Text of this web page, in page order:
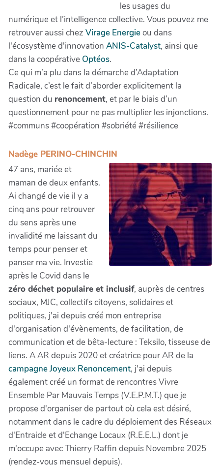
les usages du
numérique et l’intelligence collective. Vous pouvez me
retrouver aussi chez Virage Energieou dans
l'écosystème d'innovation ANIS-Catalyst, ainsi que
dans la coopérative Optéos.
Ce qui m’a plu dans la démarche d’Adaptation
Radicale, c’est le fait d’aborder explicitement la
question du renoncement, et par le biais d’un
questionnement pour ne pas multiplier les injonctions.
#communs #coopération #sobriété #résilience
Nadège PERINO-CHINCHIN
47 ans, mariée et
maman de deux enfants.
Ai changé de vie il y a
cinq ans pour retrouver
du sens après une
invalidité me laissant du
temps pour penser et
panser ma vie. Investie
après le Covid dans le
zéro déchet populaire et inclusif, auprès de centres
sociaux, MJC, collectifs citoyens, solidaires et
politiques, j'ai depuis créé mon entreprise
d'organisation d'évènements, de facilitation, de
communication et de bêta-lecture : Teksilo, tisseuse de
liens. A AR depuis 2020 et créatrice pour AR de la
campagne Joyeux Renoncement, j'ai depuis
également créé un format de rencontres Vivre
Ensemble Par Mauvais Temps (V.E.P.M.T.) que je
propose d'organiser de partout où cela est désiré,
notamment dans le cadre du déploiement des Réseaux
d'Entraide et d'Echange Locaux (R.E.E.L.) dont je
m'occupe avec Thierry Raffin depuis Novembre 2025
(rendez-vous mensuel depuis).